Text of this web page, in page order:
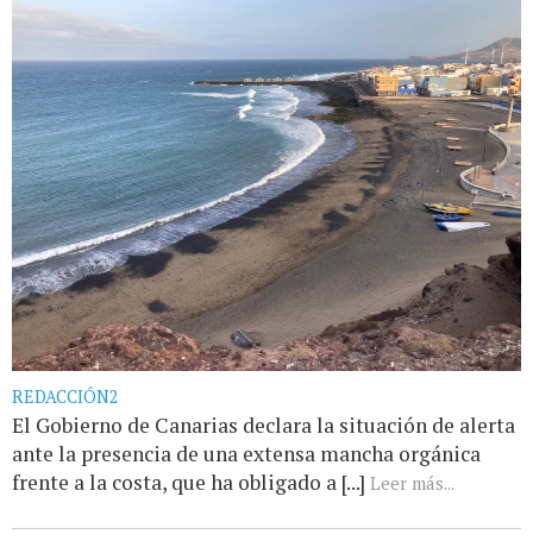
REDACCIÓN2
El Gobierno de Canarias declara la situación de alerta
ante la presencia de una extensa mancha orgánica
frente a la costa, que ha obligado a [...] Leer más...